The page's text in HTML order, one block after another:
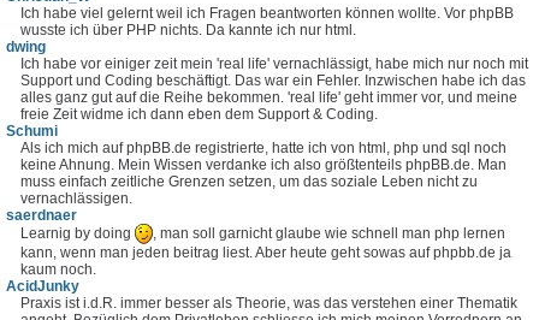
Ich habe viel gelernt weil ich Fragen beantworten können wollte. Vor phpBB
wusste ich über PHP nichts. Da kannte ich nur html.
dwing
Ich habe vor einiger zeit mein 'real life' vernachlässigt, habe mich nur noch mit
Support und Coding beschäftigt. Das war ein Fehler. Inzwischen habe ich das
alles ganz gut auf die Reihe bekommen. 'real life' geht immer vor, und meine
freie Zeit widme ich dann eben dem Support & Coding.
Schumi
Als ich mich auf phpBB.de registrierte, hatte ich von html, php und sql noch
keine Ahnung. Mein Wissen verdanke ich also größtenteils phpBB.de. Man
muss einfach zeitliche Grenzen setzen, um das soziale Leben nicht zu
vernachlässigen.
saerdnaer
Learnig by doing
, man soll garnicht glaube wie schnell man php lernen
kann, wenn man jeden beitrag liest. Aber heute geht sowas auf phpbb.de ja
kaum noch.
AcidJunky
Praxis ist i.d.R. immer besser als Theorie, was das verstehen einer Thematik